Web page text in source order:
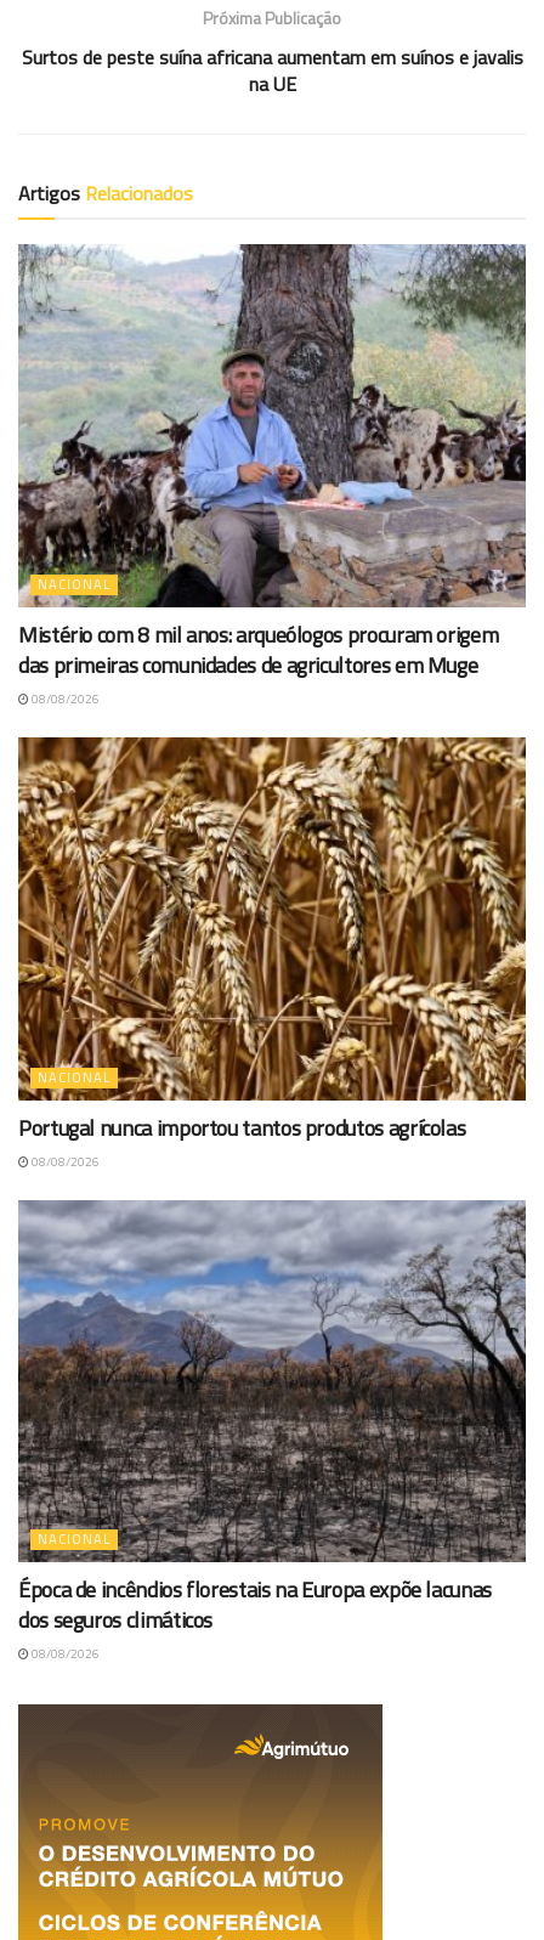
Próxima Publicação
Surtos de peste suína africana aumentam em suínos e javalis
na UE
Artigos Relacionados
NACIONAL
Mistério com 8 mil anos: arqueólogos procuram origem
das primeiras comunidades de agricultores em Muge
08/08/2026
NACIONAL
Portugal nunca importou tantos produtos agrícolas
08/08/2026
NACIONAL
Época de incêndios florestais na Europa expõe lacunas
dos seguros climáticos
08/08/2026